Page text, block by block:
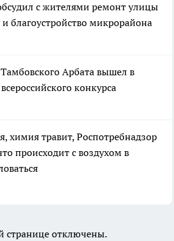
с жителями ремонт улицы
благоустройство микрорайона
Арбата вышел в
конкурса
химия травит, Роспотребнадзор
происходит с воздухом в
странице отключены.